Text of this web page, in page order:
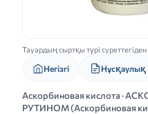
Тауардың сыртқы түрі
Негізгі Нұсқаулық
Аскорбиновая кислота ·
РУТИНОМ (Аскорбиновая